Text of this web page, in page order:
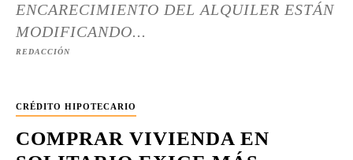
ENCARECIMIENTO DEL ALQUILER ESTÁN
MODIFICANDO...
REDACCIÓN
CRÉDITO HIPOTECARIO
COMPRAR VIVIENDA EN